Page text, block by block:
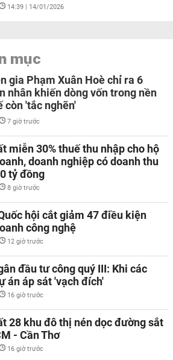
14:39 | 14/01/2026
mục
gia Phạm Xuân Hoè chỉ ra 6
nhân khiến dòng vốn trong nền
còn 'tắc nghẽn'
7 giờ trước
miễn 30% thuế thu nhập cho hộ
doanh nghiệp có doanh thu
tỷ đồng
8 giờ trước
hội cắt giảm 47 điều kiện
công nghệ
12 giờ trước
đầu tư công quý III: Khi các
án áp sát 'vạch đích'
16 giờ trước
28 khu đô thị nén dọc đường sắt
- Cần Thơ
16 giờ trước